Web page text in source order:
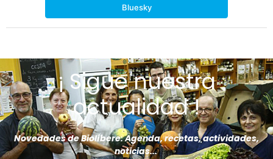
Bluesky
¡ Sigue nuestra
actualidad !
Novedades de Biolíbere: Agenda, recetas, actividades,
noticias...